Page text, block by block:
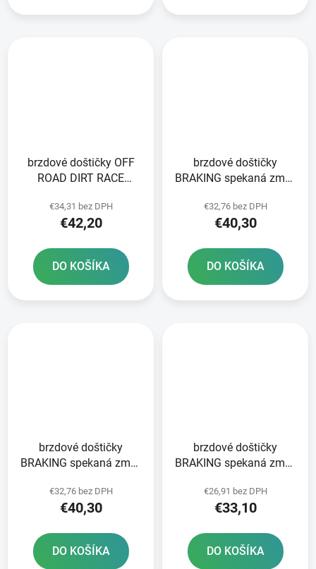
brzdové doštičky OFF
ROAD DIRT RACE
ks v balení
€34,31 bez DPH
€42,20
DO KOŠÍKA
brzdové doštičky
BRAKING spekaná zmes
€32,76 bez DPH
€40,30
DO KOŠÍKA
brzdové doštičky
BRAKING spekaná zmes
€32,76 bez DPH
€40,30
DO KOŠÍKA
brzdové doštičky
BRAKING spekaná zmes
€26,91 bez DPH
€33,10
DO KOŠÍKA